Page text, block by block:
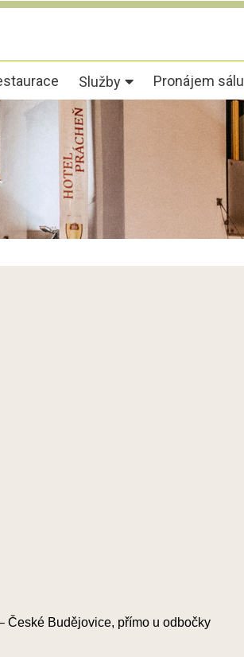
Služby Pronájem sálu
České Budějovice, přímo u odbočky